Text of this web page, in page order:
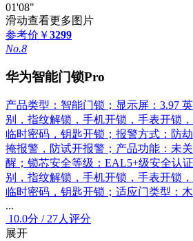
01'08"
滑动查看更多图片
参考价 ￥3299
No.8
华为智能门锁Pro
产品类型：智能门锁；显示屏：3.97
别，指纹解锁，手机开锁，手表开锁
临时密码，钥匙开锁；报警方式：防
掩报警，防试开报警；产品功能：未
醒；锁芯安全等级：EAL5+级安全认
别，指纹解锁，手机开锁，手表开锁
临时密码，钥匙开锁；适应门类型：木
...
10.0分 / 27人评分
展开